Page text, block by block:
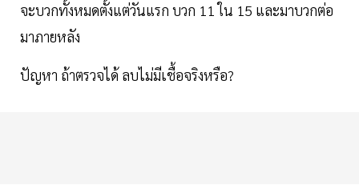
จะบวกทั้งหมดตั้งแต่วันแรก บวก 11 ใน 15 และมาบวกต่อ
มาภายหลัง
ปัญหา ถ้าตรวจได้ ลบไม่มีเชื้อจริงหรือ?